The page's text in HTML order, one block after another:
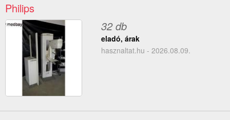
Philips
32 db
eladó, árak
hasznaltat.hu - 2026.08.09.